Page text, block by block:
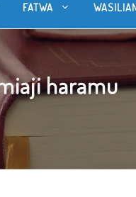
FATWA
haramu